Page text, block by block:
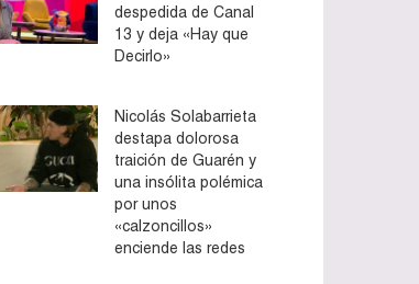
despedida de Canal
13 y deja «Hay que
Decirlo»
Nicolás Solabarrieta
destapa dolorosa
traición de Guarén y
una insólita polémica
por unos
«calzoncillos»
enciende las redes